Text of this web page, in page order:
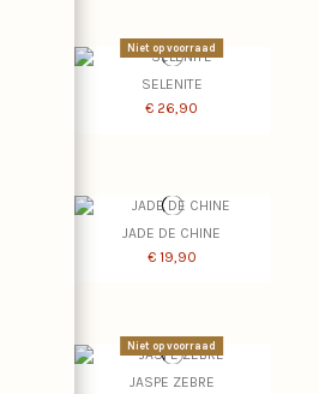
Niet op voorraad
SELENITE
€ 26,90
JADE DE CHINE
€ 19,90
Niet op voorraad
JASPE ZEBRE